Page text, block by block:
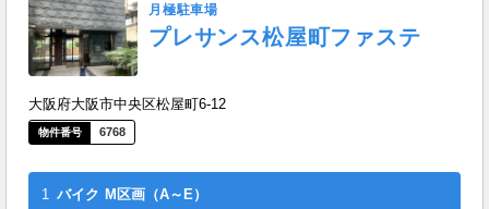
月極駐車場
プレサンス松屋町ファステ
大阪府大阪市中央区松屋町6-12
6768
1 バイク M区画（A～E）